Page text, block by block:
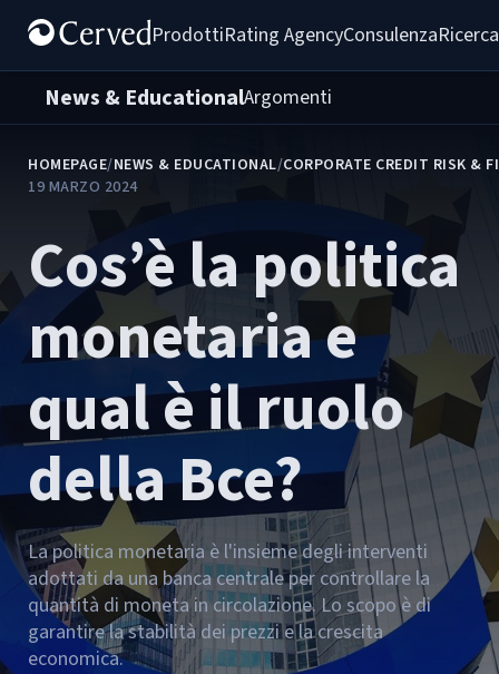
ProdottiRating AgencyConsulenza
News & EducationalArgomenti
HOMEPAGE/NEWS & EDUCATIONAL/CORPORATE CREDIT RISK &
19 MARZO 2024
Cos’è la politica
monetaria e
qual è il ruolo
della Bce?
La politica monetaria è l'insieme degli interventi
adottati da una banca centrale per controllare la
quantità di moneta in circolazione. Lo scopo è di
garantire la stabilità dei prezzi e la crescita
economica.